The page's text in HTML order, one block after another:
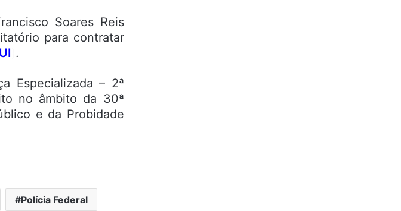
Soares Reis
para contratar
.
Especializada – 2ª
no âmbito da 30ª
e da Probidade
Polícia Federal